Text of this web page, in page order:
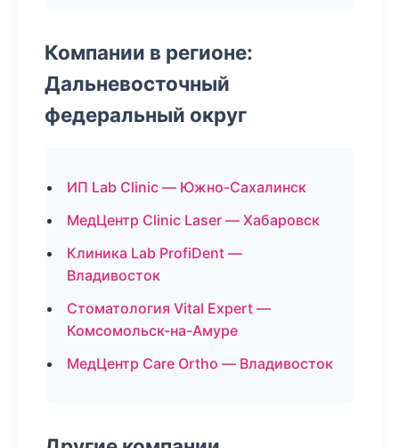
Компании в регионе:
Дальневосточный
федеральный округ
ИП Lab Clinic — Южно-Сахалинск
МедЦентр Clinic Laser — Хабаровск
Клиника Lab ProfiDent —
Владивосток
Стоматология Vital Expert —
Комсомольск-на-Амуре
МедЦентр Care Ortho — Владивосток